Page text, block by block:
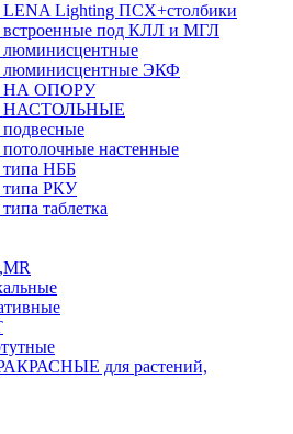
LENA Lighting ПСХ+столбики
встроенные под КЛЛ и МГЛ
люминисцентные
люминисцентные ЭКФ
НА ОПОРУ
НАСТОЛЬНЫЕ
настенные
типа НББ
типа РКУ
таблетка
для растений,